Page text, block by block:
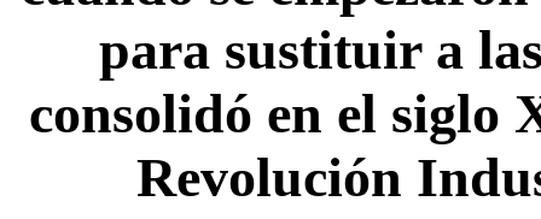
para sustituir a
consolidó en el siglo
Revolución